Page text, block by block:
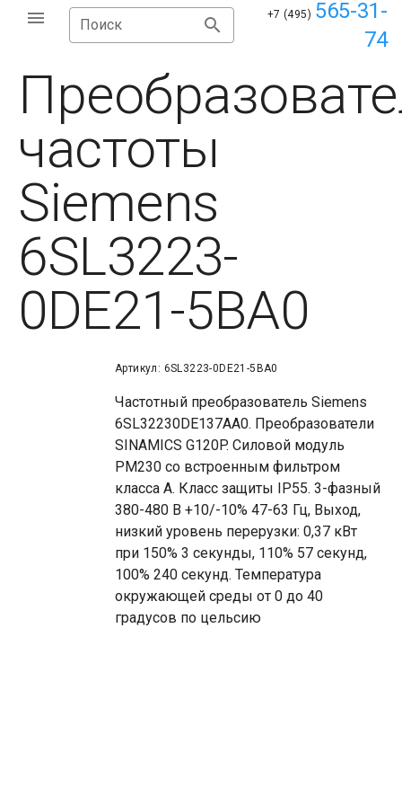
Поиск
+7 (495) 565-31-
74
частоты
Siemens
6SL3223-
0DE21-5BA0
Артикул: 6SL3223-0DE21-5BA0
Частотный преобразователь Siemens
6SL32230DE137AA0. Преобразователи
SINAMICS G120P. Силовой модуль
PM230 со встроенным фильтром
класса A. Класс защиты IP55. 3-фазный
380-480 В +10/-10% 47-63 Гц, Выход,
низкий уровень перерузки: 0,37 кВт
при 150% 3 секунды, 110% 57 секунд,
100% 240 секунд. Температура
окружающей среды от 0 до 40
градусов по цельсию